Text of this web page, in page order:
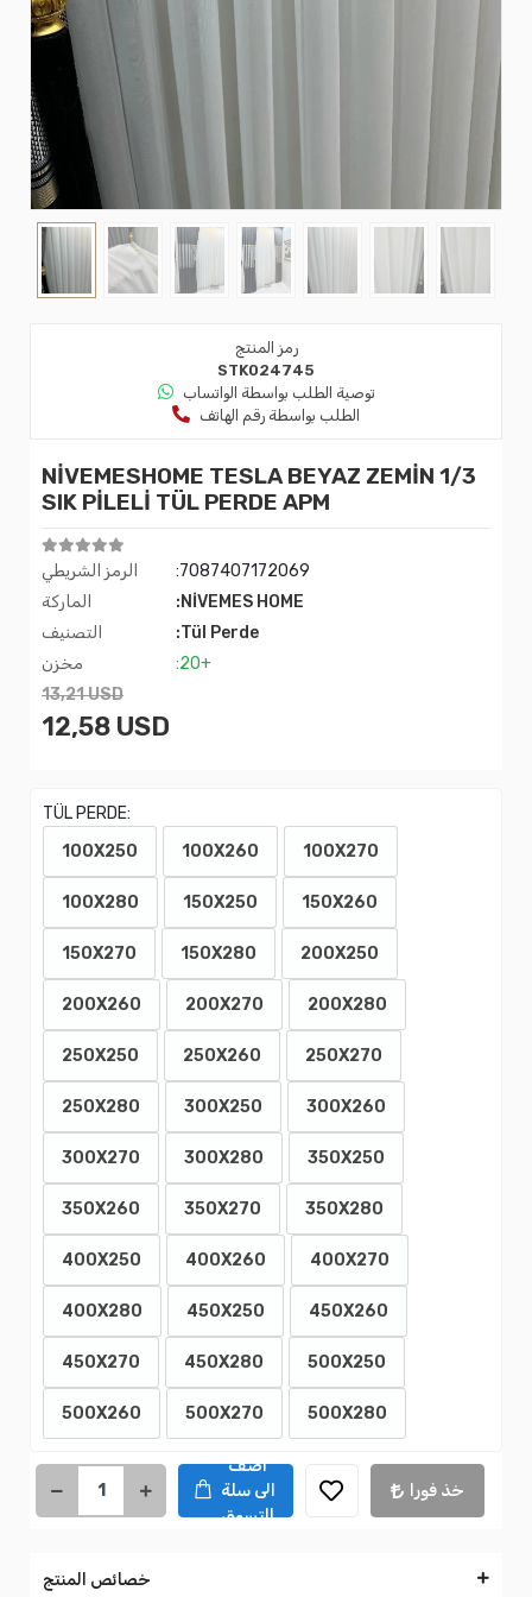
رمز المنتج
STK024745
توصية الطلب بواسطة الواتساب
الطلب بواسطة رقم الهاتف
NİVEMESHOME TESLA BEYAZ ZEMİN 1/3
SIK PİLELİ TÜL PERDE APM
الرمز الشريطي
:7087407172069
الماركة
:NİVEMES HOME
التصنيف
:Tül Perde
مخزن
:20+
13,21 USD
12,58 USD
TÜL PERDE:
100X250
100X260 100X270
100X280 150X250 150X260
150X270 150X280 200X250
200X260 200X270 200X280
250X250 250X260 250X270
250X280 300X250 300X260
300X270 300X280 350X250
350X260 350X270 350X280
400X250 400X260 400X270
400X280 450X250 450X260
450X270 450X280 500X250
500X260 500X270 500X280
اضف
الى سلة
التسوق
خذ فورا
خصائص المنتج